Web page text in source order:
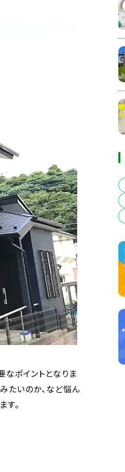
ポイントとなりま
たいのか、など悩ん
。